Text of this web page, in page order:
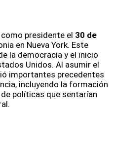
presidente el 30 de
en Nueva York. Este
la democracia y el inicio
Unidos. Al asumir el
importantes precedentes
incluyendo la formación
políticas que sentarían